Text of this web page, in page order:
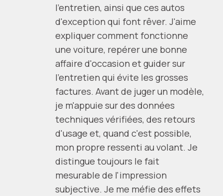
l'entretien, ainsi que ces autos
d'exception qui font rêver. J'aime
expliquer comment fonctionne
une voiture, repérer une bonne
affaire d'occasion et guider sur
l'entretien qui évite les grosses
factures. Avant de juger un modèle,
je m'appuie sur des données
techniques vérifiées, des retours
d'usage et, quand c'est possible,
mon propre ressenti au volant. Je
distingue toujours le fait
mesurable de l'impression
subjective. Je me méfie des effets